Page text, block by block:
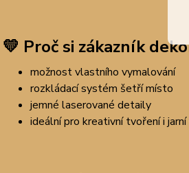
💛 Proč si zákazník
možnost vlastního vymalování
rozkládací systém šetří místo
jemné laserované detaily
ideální pro kreativní tvoření i